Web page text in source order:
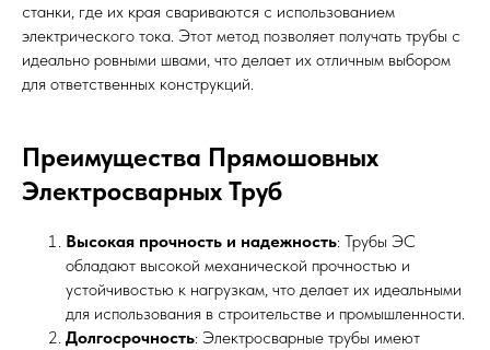
станки, где их края свариваются с использованием
электрического тока. Этот метод позволяет получать трубы с
идеально ровными швами, что делает их отличным выбором
для ответственных конструкций.
Преимущества Прямошовных
Электросварных Труб
Высокая прочность и надежность: Трубы ЭС
обладают высокой механической прочностью и
устойчивостью к нагрузкам, что делает их идеальными
для использования в строительстве и промышленности.
Долгосрочность: Электросварные трубы имеют